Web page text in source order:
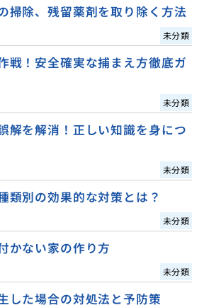
掃除、残留薬剤を取り除く方法
未分類
戦！安全確実な捕まえ方徹底ガ
未分類
解を解消！正しい知識を身につ
未分類
類別の効果的な対策とは？
未分類
かない家の作り方
未分類
した場合の対処法と予防策